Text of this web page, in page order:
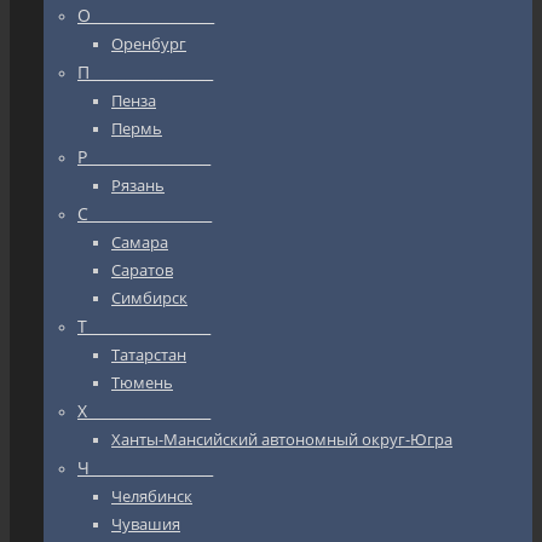
О_________________
Оренбург
П_________________
Пенза
Пермь
Р_________________
Рязань
С_________________
Самара
Саратов
Симбирск
Т_________________
Татарстан
Тюмень
Х_________________
Ханты-Мансийский автономный округ-Югра
Ч_________________
Челябинск
Чувашия